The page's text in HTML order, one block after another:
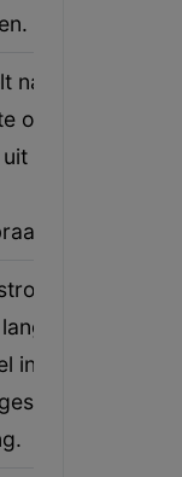
naast
ook
via
in